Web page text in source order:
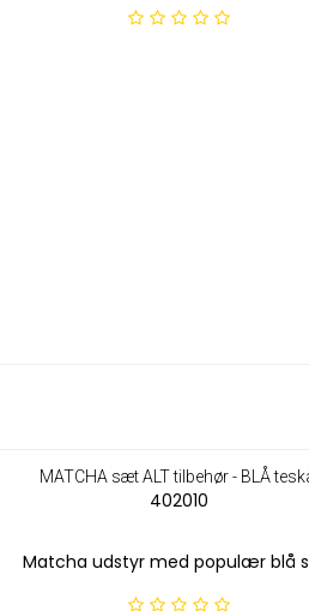
MATCHA sæt ALT tilbehør - BLÅ
402010
Matcha udstyr med populær blå